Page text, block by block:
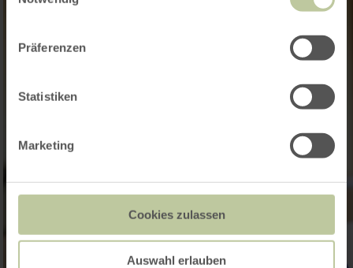
Präferenzen
Statistiken
Marketing
Cookies zulassen
Auswahl erlauben